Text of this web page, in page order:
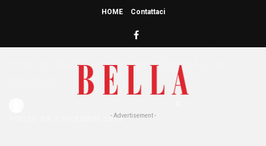
HOME Contattaci
- Advertisement -
Alla scoperta del Liechtenstein:
meta ideale per un viaggio da
POSTED ON 7 DICEMBRE 2016